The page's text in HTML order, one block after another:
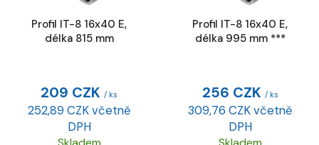
Profil IT-8 16x40 E,
délka 815 mm
209 CZK / ks
252,89 CZK včetně
DPH
Profil IT-8 16x40 E,
délka 995 mm ***
256 CZK / ks
309,76 CZK včetně
DPH